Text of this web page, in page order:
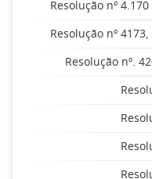
Resolução nº
Resolução nº
Resolução nº.